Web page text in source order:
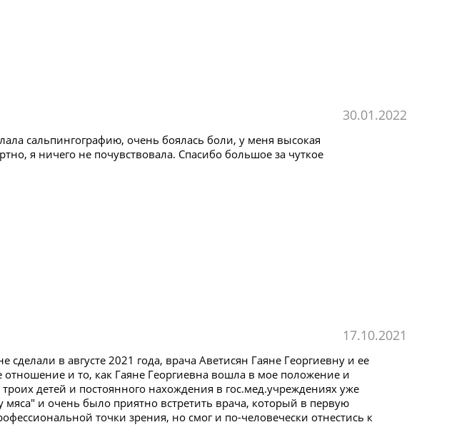
30.01.2022
сальпингографию, очень боялась боли, у меня высокая
я ничего не почувствовала. Спасибо большое за чуткое
17.10.2021
в августе 2021 года, врача Аветисян Гаяне Георгиевну и ее
отношение и то, как Гаяне Георгиевна вошла в мое положение и
детей и постоянного нахождения в гос.мед.учреждениях уже
мяса" и очень было приятно встретить врача, который в первую
точки зрения, но смог и по-человечески отнестись к